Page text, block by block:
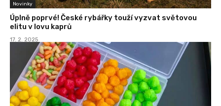
Novinky
Úplně poprvé! České rybářky touží vyzvat světovou
elitu v lovu kaprů
17. 2. 2025